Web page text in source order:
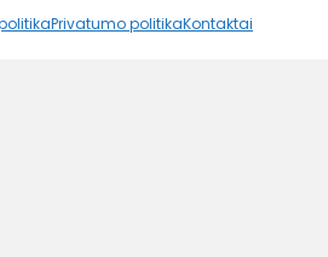
Privatumo politikaKontaktai